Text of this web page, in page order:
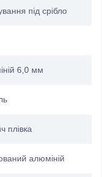
під срібло
6,0 мм
плівка
алюміній